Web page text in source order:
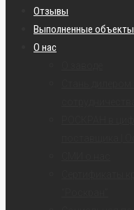
Отзывы
Выполненные объекты
О нас